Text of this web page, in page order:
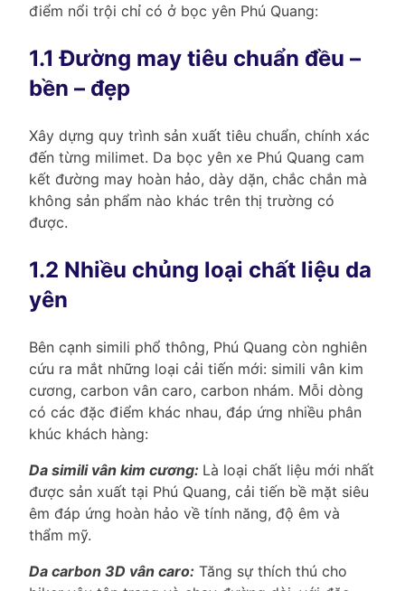
điểm nổi trội chỉ có ở bọc yên Phú Quang:
1.1 Đường may tiêu chuẩn đều –
bền – đẹp
Xây dựng quy trình sản xuất tiêu chuẩn, chính xác
đến từng milimet. Da bọc yên xe Phú Quang cam
kết đường may hoàn hảo, dày dặn, chắc chắn mà
không sản phẩm nào khác trên thị trường có
được.
1.2 Nhiều chủng loại chất liệu da
yên
Bên cạnh simili phổ thông, Phú Quang còn nghiên
cứu ra mắt những loại cải tiến mới: simili vân kim
cương, carbon vân caro, carbon nhám. Mỗi dòng
có các đặc điểm khác nhau, đáp ứng nhiều phân
khúc khách hàng:
Da simili vân kim cương: Là loại chất liệu mới nhất
được sản xuất tại Phú Quang, cải tiến bề mặt siêu
êm đáp ứng hoàn hảo về tính năng, độ êm và
thẩm mỹ.
Da carbon 3D vân caro: Tăng sự thích thú cho